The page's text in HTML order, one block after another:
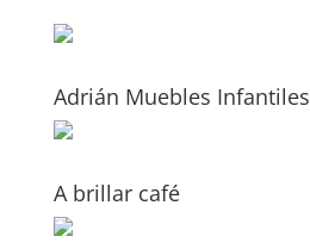
Adrián Muebles Infantiles
A brillar café